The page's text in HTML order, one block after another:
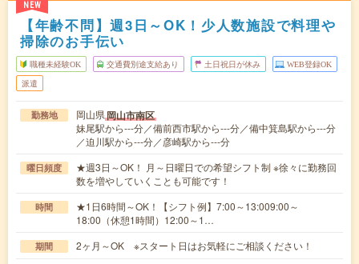
NEW
【年齢不問】週3日～OK！少人数施設で料理や
掃除のお手伝い
職種未経験OK 交通費別途支給あり 土日祝日が休み WEB登録OK
派遣
勤務地 岡山県岡山市南区
妹尾駅から---分／備前西市駅から---分／備中箕島駅から---分
／迫川駅から---分／彦崎駅から---分
曜日頻度
★週3日～OK！ 月～日曜日での希望シフト制 ※徐々に勤務回
数を増やしていくことも可能です！
時間
★1日6時間～OK！【シフト例】7:00～13:009:00～
18:00（休憩1時間）12:00～1…
期間 2ヶ月～OK ※スタート日はお気軽にご相談ください！